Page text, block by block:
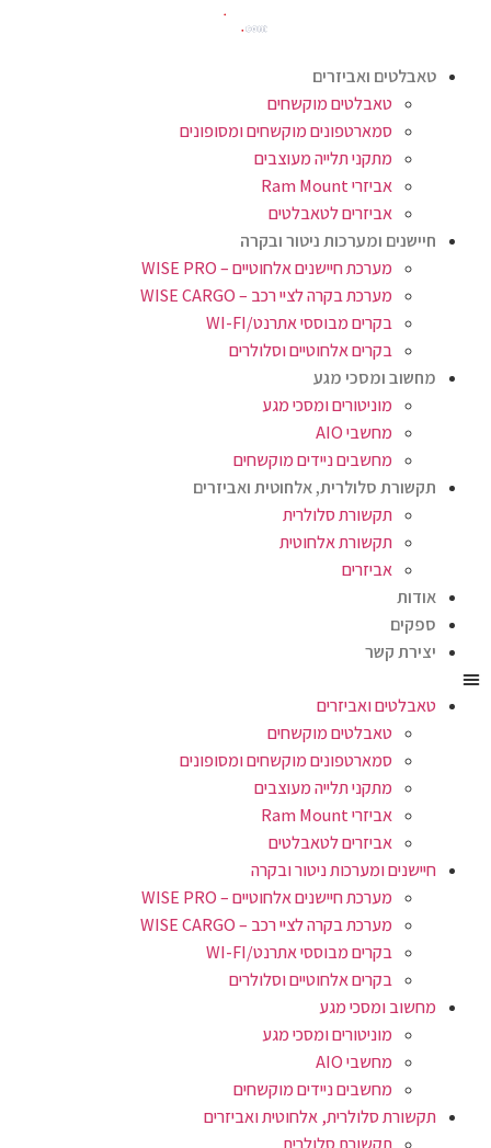
טאבלטים ואביזרים
טאבלטים מוקשחים
סמארטפונים מוקשחים ומסופונים
מתקני תלייה מעוצבים
אביזרי Ram Mount
אביזרים לטאבלטים
חיישנים ומערכות ניטור ובקרה
מערכת חיישנים אלחוטיים – WISE PRO
מערכת בקרה לציי רכב – WISE CARGO
בקרים מבוססי אתרנט/WI-FI
בקרים אלחוטיים וסלולרים
מחשוב ומסכי מגע
מוניטורים ומסכי מגע
מחשבי AIO
מחשבים ניידים מוקשחים
תקשורת סלולרית, אלחוטית ואביזרים
תקשורת סלולרית
תקשורת אלחוטית
אביזרים
אודות
ספקים
יצירת קשר
טאבלטים ואביזרים
טאבלטים מוקשחים
סמארטפונים מוקשחים ומסופונים
מתקני תלייה מעוצבים
אביזרי Ram Mount
אביזרים לטאבלטים
חיישנים ומערכות ניטור ובקרה
מערכת חיישנים אלחוטיים – WISE PRO
מערכת בקרה לציי רכב – WISE CARGO
בקרים מבוססי אתרנט/WI-FI
בקרים אלחוטיים וסלולרים
מחשוב ומסכי מגע
מוניטורים ומסכי מגע
מחשבי AIO
מחשבים ניידים מוקשחים
תקשורת סלולרית, אלחוטית ואביזרים